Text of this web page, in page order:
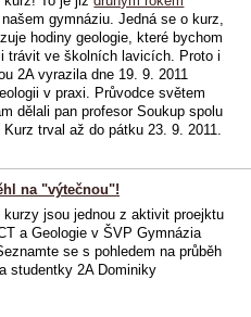
gymnáziu. Jedná se o kurz,
hodiny geologie, které bychom
trávit ve školních lavicích. Proto i
2A vyrazila dne 19. 9. 2011
v praxi. Průvodce světem
dělali pan profesor Soukup spolu
trval až do pátku 23. 9. 2011.
na "výtečnou"!
kurzy jsou jednou z aktivit proejktu
a Geologie v ŠVP Gymnázia
se s pohledem na průběh
studentky 2A Dominiky